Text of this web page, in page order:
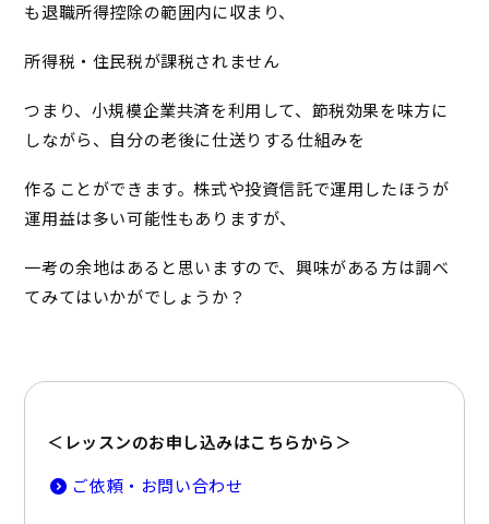
も退職所得控除の範囲内に収まり、
所得税・住民税が課税されません
つまり、小規模企業共済を利用して、節税効果を味方に
しながら、自分の老後に仕送りする仕組みを
作ることができます。株式や投資信託で運用したほうが
運用益は多い可能性もありますが、
一考の余地はあると思いますので、興味がある方は調べ
てみてはいかがでしょうか？
＜レッスンのお申し込みはこちらから＞
ご依頼・お問い合わせ